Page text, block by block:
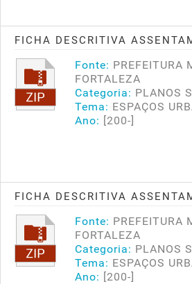
FICHA DESCRITIVA
Fonte: PREFEITURA
FORTALEZA
Categoria: PLANOS
Tema: ESPAÇOS
Ano: [200-]
FICHA DESCRITIVA
Fonte: PREFEITURA
FORTALEZA
Categoria: PLANOS
Tema: ESPAÇOS
Ano: [200-]